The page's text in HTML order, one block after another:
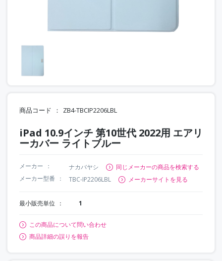
商品コード ZB4-TBCIP2206LBL
iPad 10.9インチ 第10世代 2022用 エアリ
ーカバー ライトブルー
メーカー ナカバヤシ
同じメーカーの商品を検索する
メーカー型番
TBC-IP2206LBL メーカーサイトを見る
最小販売単位 1
この商品について問い合わせ
商品詳細の誤りを報告